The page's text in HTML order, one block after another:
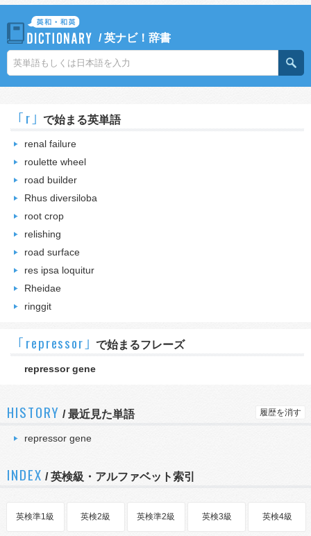
/英ナビ！辞書
｢r｣ で始まる英単語
renal failure
roulette wheel
road builder
Rhus diversiloba
root crop
relishing
road surface
res ipsa loquitur
Rheidae
ringgit
｢repressor｣ で始まるフレーズ
repressor gene
HISTORY /最近見た単語 履歴を消す
repressor gene
INDEX / 英検級・アルファベット索引
英検準1級 英検2級 英検準2級 英検3級 英検4級